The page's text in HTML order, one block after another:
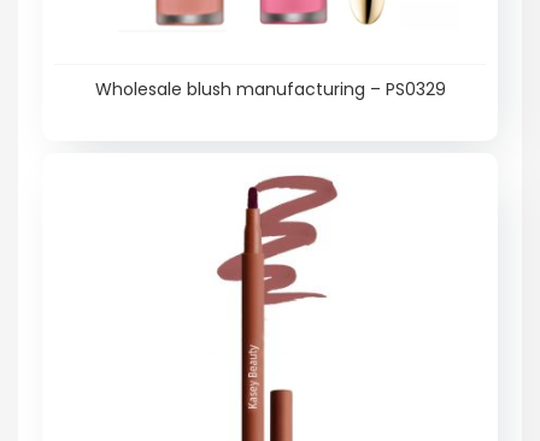
Wholesale blush manufacturing – PS0329